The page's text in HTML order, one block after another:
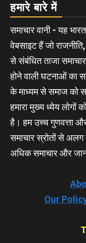
हमारे बारे में
समाचार वानी - यह
वेबसाइट हैं जो
से संबंधित ताजा
होने वाली घटनाओं का
के माध्यम से समाज को
हमारा मुख्य ध्येय लोगों
है। हम उच्च गुणवत्ता
समाचार स्रोतों से
अधिक समाचार और
Our